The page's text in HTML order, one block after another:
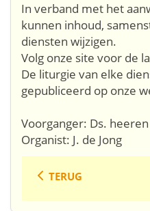
In verband met het
kunnen inhoud,
diensten wijzigen.
Volg onze site voor de
De liturgie van elke
gepubliceerd op onze
Voorganger: Ds.
Organist: J. de Jong
TERUG